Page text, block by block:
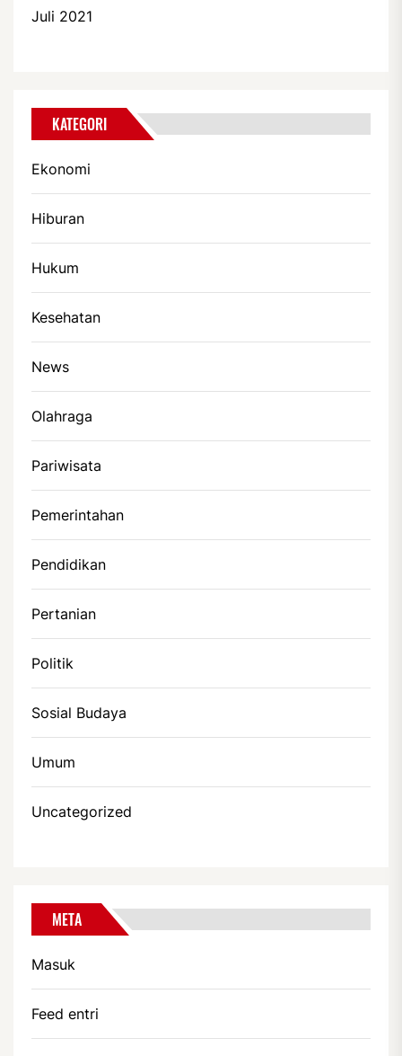
Juli 2021
KATEGORI
Ekonomi
Hiburan
Hukum
Kesehatan
News
Olahraga
Pariwisata
Pemerintahan
Pendidikan
Pertanian
Politik
Sosial Budaya
Umum
Uncategorized
META
Masuk
Feed entri